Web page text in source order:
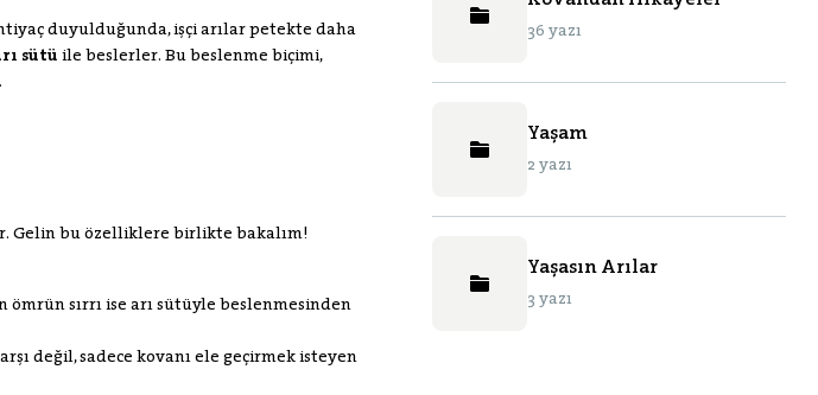
duyulduğunda, işçi arılar petekte daha
sütü ile beslerler. Bu beslenme biçimi,
Gelin bu özelliklere birlikte bakalım!
ömrün sırrı ise arı sütüyle beslenmesinden
değil, sadece kovanı ele geçirmek isteyen
36 yazı
Yaşam
2 yazı
Yaşasın Arılar
3 yazı